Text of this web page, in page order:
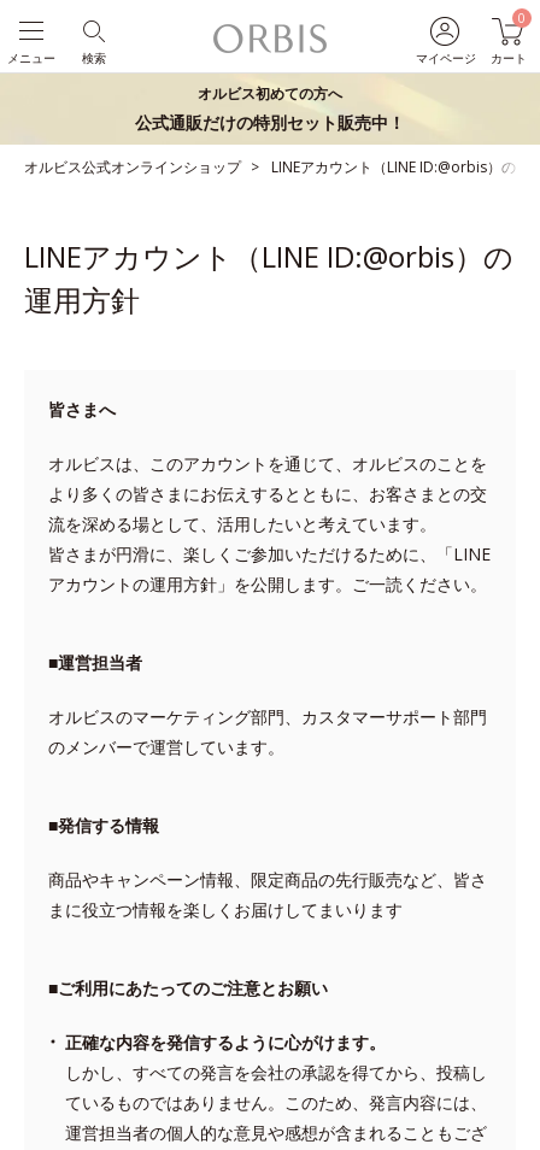
マイページ
0
カート
検索
メニュー
オルビス初めての方へ
公式通販だけの特別セット販売中！
オルビス公式オンラインショップ LINEアカウント（LINE ID:@orbis）の運
LINEアカウント（LINE ID:@orbis）の
運用方針
皆さまへ
オルビスは、このアカウントを通じて、オルビスのことを
より多くの皆さまにお伝えするとともに、お客さまとの交
流を深める場として、活用したいと考えています。
皆さまが円滑に、楽しくご参加いただけるために、「LINE
アカウントの運用方針」を公開します。ご一読ください。
■運営担当者
オルビスのマーケティング部門、カスタマーサポート部門
のメンバーで運営しています。
■発信する情報
商品やキャンペーン情報、限定商品の先行販売など、皆さ
まに役立つ情報を楽しくお届けしてまいります
■ご利用にあたってのご注意とお願い
正確な内容を発信するように心がけます。
しかし、すべての発言を会社の承認を得てから、投稿し
ているものではありません。このため、発言内容には、
運営担当者の個人的な意見や感想が含まれることもござ